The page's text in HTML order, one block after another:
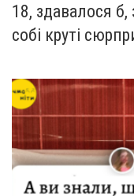
18, здавалося б,
собі круті